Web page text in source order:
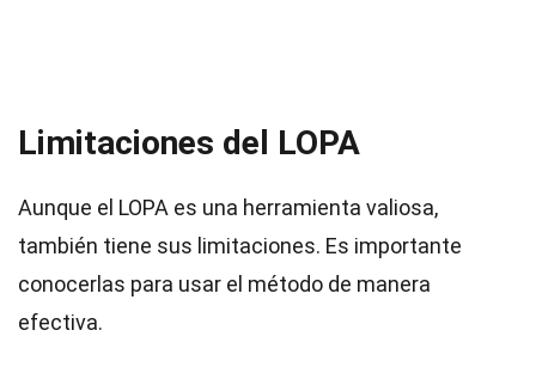
Limitaciones del LOPA
Aunque el LOPA es una herramienta valiosa,
también tiene sus limitaciones. Es importante
conocerlas para usar el método de manera
efectiva.